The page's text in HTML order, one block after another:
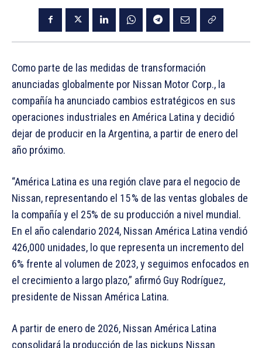
Como parte de las medidas de transformación
anunciadas globalmente por Nissan Motor Corp., la
compañía ha anunciado cambios estratégicos en sus
operaciones industriales en América Latina y decidió
dejar de producir en la Argentina, a partir de enero del
año próximo.
“América Latina es una región clave para el negocio de
Nissan, representando el 15 % de las ventas globales de
la compañía y el 25% de su producción a nivel mundial.
En el año calendario 2024, Nissan América Latina vendió
426,000 unidades, lo que representa un incremento del
6% frente al volumen de 2023, y seguimos enfocados en
el crecimiento a largo plazo,” afirmó Guy Rodríguez,
presidente de Nissan América Latina.
A partir de enero de 2026, Nissan América Latina
consolidará la producción de las pickups Nissan